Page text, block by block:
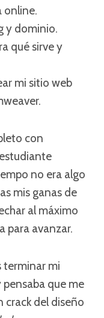
online.
y dominio.
qué sirve y
mi sitio web
con
no era algo
mis ganas de
al máximo
para avanzar.
terminar mi
pensaba que me
del diseño